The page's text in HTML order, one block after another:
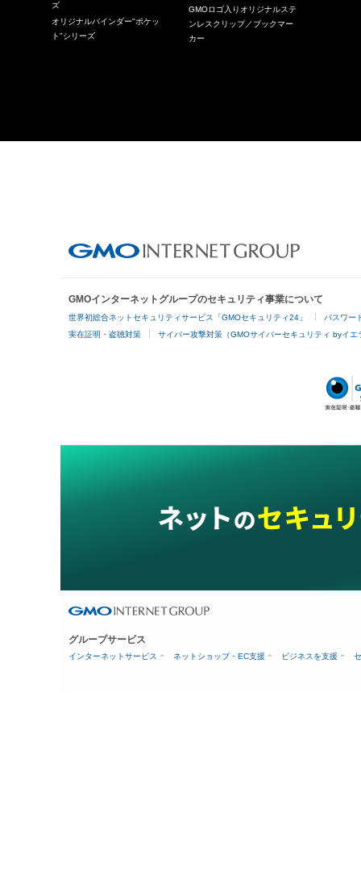
ズ
オリジナルバインダー"ポケッ
ト"シリーズ
GMOロゴ入りオリジナルステ
ンレスクリップ／ブックマー
カー
GMOインターネットグループのセキュリティ事業について
世界初総合ネットセキュリティサービス「GMOセキュリティ24」
パスワー
実在証明・盗聴対策
サイバー攻撃対策（GMOサイバーセキュリティ byイエ
グループサービス
インターネットサービス ネットショップ・EC支援 ビジネスを支援